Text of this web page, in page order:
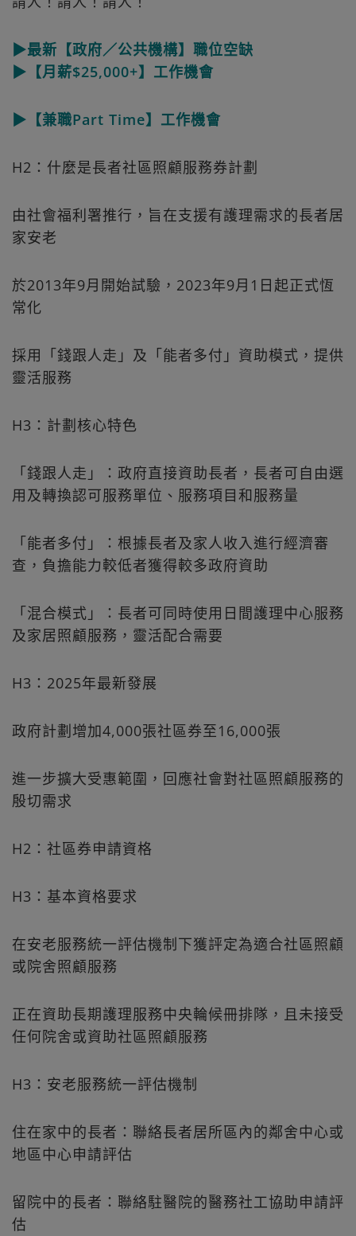
▶最新【政府／公共機構】職位空缺
▶【月薪$25,000+】工作機會
▶【兼職Part Time】工作機會
H2：什麼是長者社區照顧服務券計劃
由社會福利署推行，旨在支援有護理需求的長者居
家安老
於2013年9月開始試驗，2023年9月1日起正式恆
常化
採用「錢跟人走」及「能者多付」資助模式，提供
靈活服務
H3：計劃核心特色
「錢跟人走」：政府直接資助長者，長者可自由選
用及轉換認可服務單位、服務項目和服務量
「能者多付」：根據長者及家人收入進行經濟審
查，負擔能力較低者獲得較多政府資助
「混合模式」：長者可同時使用日間護理中心服務
及家居照顧服務，靈活配合需要
H3：2025年最新發展
政府計劃增加4,000張社區券至16,000張
進一步擴大受惠範圍，回應社會對社區照顧服務的
殷切需求
H2：社區券申請資格
H3：基本資格要求
在安老服務統一評估機制下獲評定為適合社區照顧
或院舍照顧服務
正在資助長期護理服務中央輪候冊排隊，且未接受
任何院舍或資助社區照顧服務
H3：安老服務統一評估機制
住在家中的長者：聯絡長者居所區內的鄰舍中心或
地區中心申請評估
留院中的長者：聯絡駐醫院的醫務社工協助申請評
估